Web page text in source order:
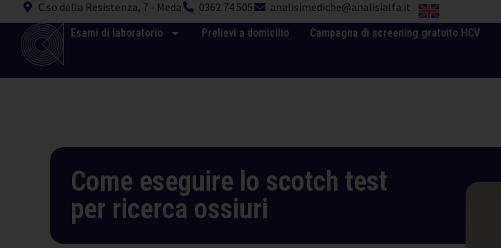
C.so della Resistenza, 7 - Meda 0362 74 505 analisimediche@analisialfa.it
Esami di laboratorio Prelievi a domicilio Campagna di screening gratuito HCV
Come eseguire lo scotch test
per ricerca ossiuri